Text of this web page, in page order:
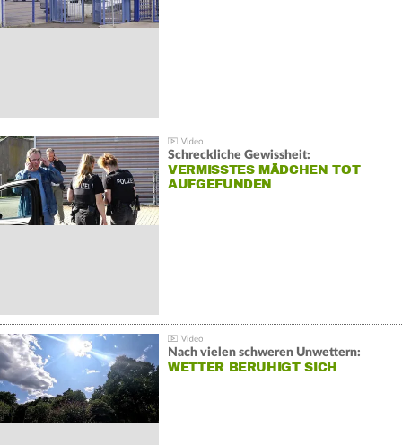
Schreckliche Gewissheit:
VERMISSTES MÄDCHEN TOT
AUFGEFUNDEN
Nach vielen schweren Unwettern:
WETTER BERUHIGT SICH